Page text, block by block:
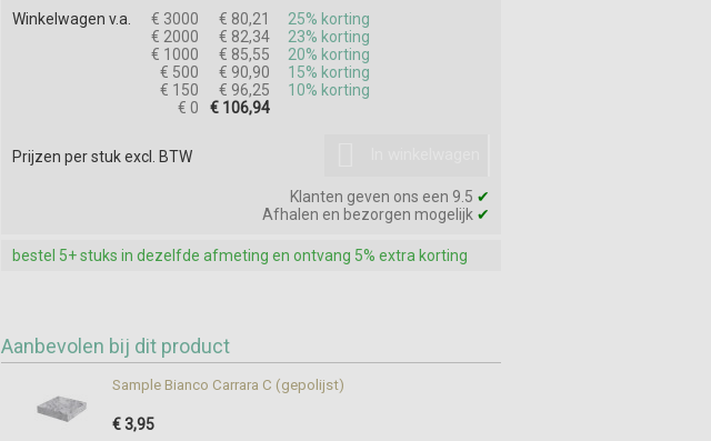
Winkelwagen v.a. € 3000 € 80,21
25% korting
€ 2000
€ 82,34
23% korting
€ 1000
€ 85,55
20% korting
€ 500
€ 90,90
15% korting
€ 150
€ 96,25
10% korting
€ 0
€ 106,94
Prijzen per stuk excl. BTW
Klanten geven ons een 9.5 ✔
Afhalen en bezorgen mogelijk ✔
bestel 5+ stuks in dezelfde afmeting en ontvang 5% extra korting
Aanbevolen bij dit product
Sample Bianco Carrara C (gepolijst)
€ 3,95